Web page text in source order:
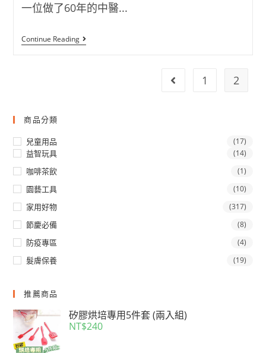
一位做了60年的中醫...
Continue Reading常
看
Go to the previous page
1 2
商品分類
兒童用品 (17)
益智玩具 (14)
咖啡茶飲 (1)
園藝工具 (10)
家用好物 (317)
節慶必備 (8)
防疫專區 (4)
髮膚保養 (19)
推薦商品
矽膠烘培專用5件套 (兩入組)
NT$240